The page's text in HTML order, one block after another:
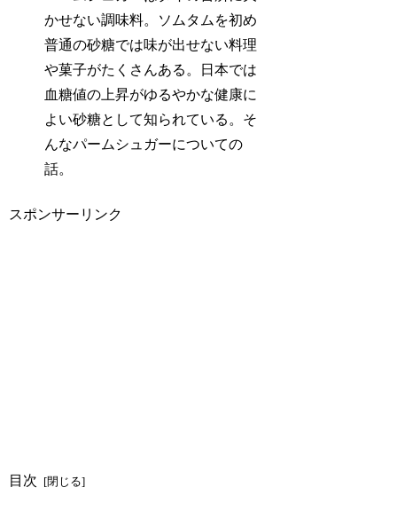
かせない調味料。ソムタムを初め
普通の砂糖では味が出せない料理
や菓子がたくさんある。日本では
血糖値の上昇がゆるやかな健康に
よい砂糖として知られている。そ
んなパームシュガーについての
話。
スポンサーリンク
目次